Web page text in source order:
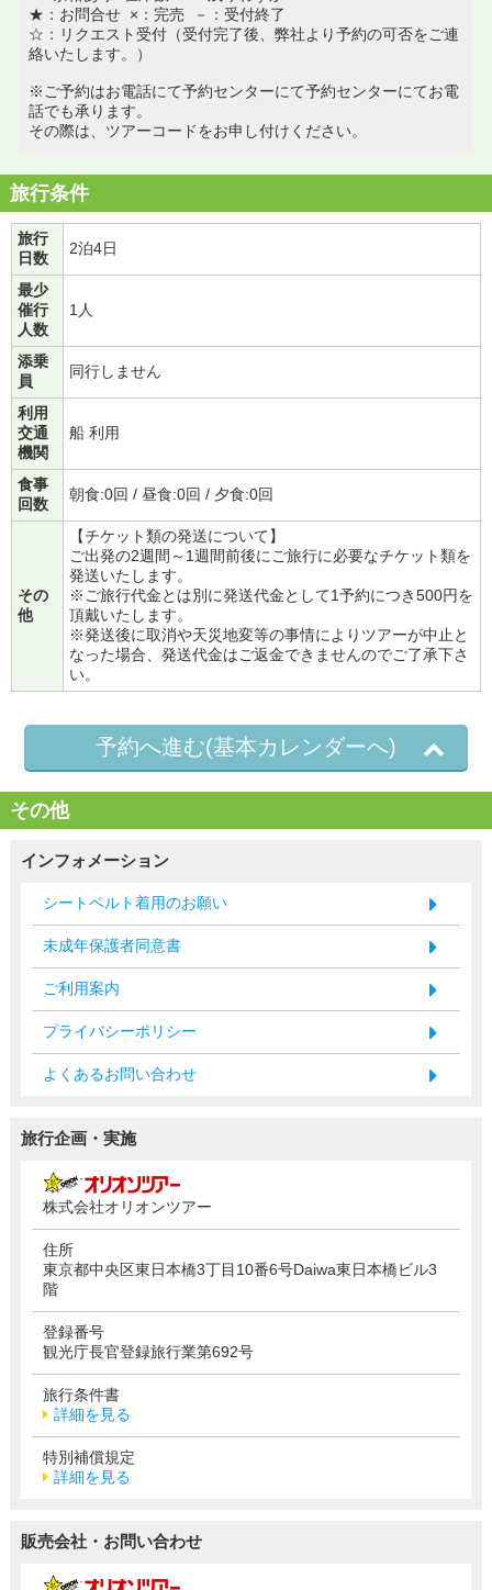
★：お問合せ ×：完売 －：受付終了
☆：リクエスト受付（受付完了後、弊社より予約の可否をご連
絡いたします。）
※ご予約はお電話にて予約センターにて予約センターにてお電
話でも承ります。
その際は、ツアーコードをお申し付けください。
旅行条件
旅行
日数
2泊4日
最少
催行
人数
1人
添乗
員
同行しません
利用
交通
機関
船 利用
食事
回数
朝食:0回 / 昼食:0回 / 夕食:0回
その
他
【チケット類の発送について】
ご出発の2週間～1週間前後にご旅行に必要なチケット類を
発送いたします。
※ご旅行代金とは別に発送代金として1予約につき500円を
頂戴いたします。
※発送後に取消や天災地変等の事情によりツアーが中止と
なった場合、発送代金はご返金できませんのでご了承下さ
い。
予約へ進む(基本カレンダーへ)
その他
インフォメーション
シートベルト着用のお願い
未成年保護者同意書
ご利用案内
プライバシーポリシー
よくあるお問い合わせ
旅行企画・実施
株式会社オリオンツアー
住所
東京都中央区東日本橋3丁目10番6号Daiwa東日本橋ビル3
階
登録番号
観光庁長官登録旅行業第692号
旅行条件書
詳細を見る
特別補償規定
詳細を見る
販売会社・お問い合わせ